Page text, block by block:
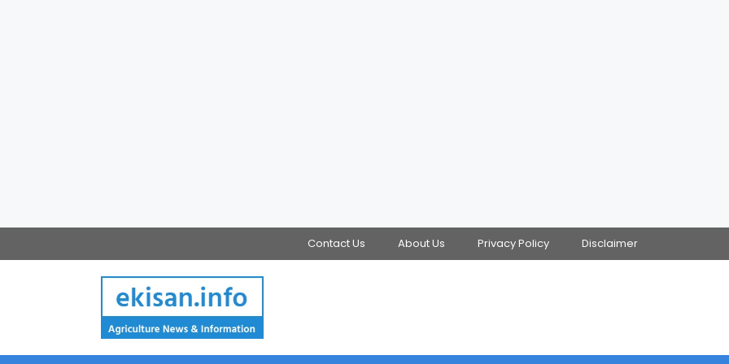
Contact Us About Us Privacy Policy Disclaimer